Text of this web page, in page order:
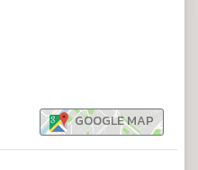
GOOGLE MAP